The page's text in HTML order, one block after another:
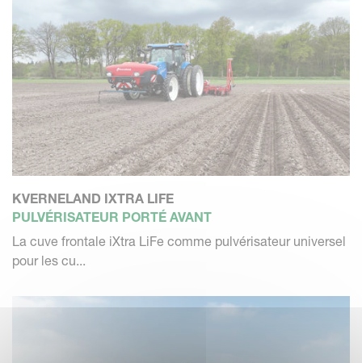
KVERNELAND IXTRA LIFE
PULVÉRISATEUR PORTÉ AVANT
La cuve frontale iXtra LiFe comme pulvérisateur universel
pour les cu...